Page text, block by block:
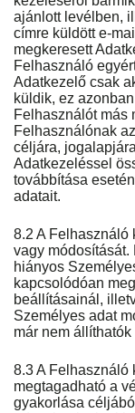
ajánlott levélben,
címre küldött e-
megkeresett
Felhasználó
Adatkezelő csak
küldik, ez
Felhasználót más
Felhasználónak
céljára,
Adatkezeléssel
továbbítása
adatait.
8.2 A Felhasználó
vagy
hiányos
kapcsolódóan
beállításainál,
Személyes adat
már nem állíthatók
8.3 A Felhasználó
megtagadható a
gyakorlása